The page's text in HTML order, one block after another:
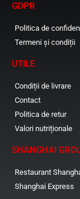
GDPR
Politica de
Termeni și condiții
UTILE
Condiții de livrare
Contact
Politica de retur
Valori nutriționale
SHANGHAI
Restaurant
Shanghai Express